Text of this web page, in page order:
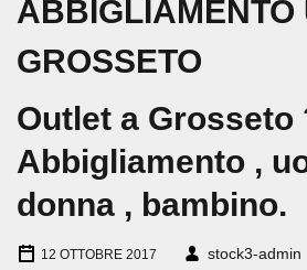
ABBIGLIAMENTO
GROSSETO
Outlet a Grosseto
Abbigliamento ,
donna , bambino.
12 OTTOBRE 2017 stock3-admin